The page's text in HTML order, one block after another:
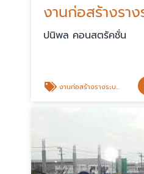
งานก่อสร้างราง
ปนิพล คอนสตรัคชั่น
งานก่อสร้างรางระบายน้ำ